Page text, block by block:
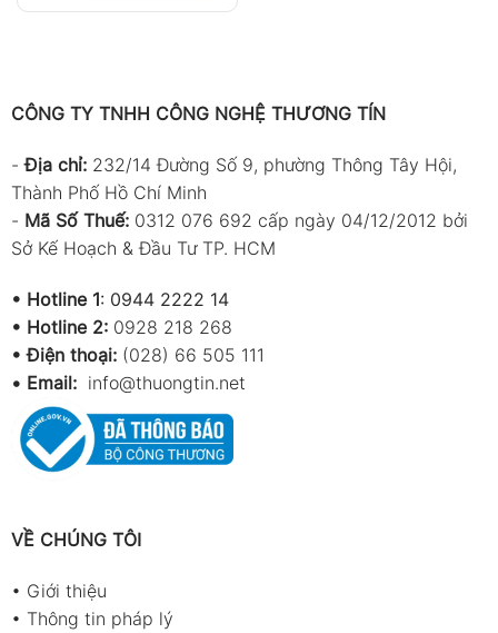
CÔNG TY TNHH CÔNG NGHỆ THƯƠNG TÍN
-Địa chỉ: 232/14 Đường Số 9, phường Thông Tây Hội,
Thành Phố Hồ Chí Minh
- Mã Số Thuế: 0312 076 692 cấp ngày 04/12/2012 bởi
Sở Kế Hoạch & Đầu Tư TP. HCM
• Hotline 1: 0944 2222 14
• Hotline 2: 0928 218 268
• Điện thoại: (028) 66 505 111
• Email: info@thuongtin.net
VỀ CHÚNG TÔI
• Giới thiệu
• Thông tin pháp lý